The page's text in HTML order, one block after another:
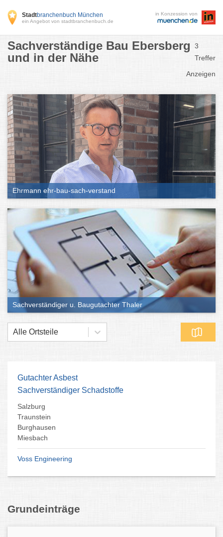
Stadtbranchenbuch München
ein Angebot von stadtbranchenbuch.de
in Konzession von
Sachverständige Bau Ebersberg
und in der Nähe
3
Treffer
Anzeigen
Ehrmann ehr-bau-sach-verstand
Sachverständiger u. Baugutachter Thaler
Alle Ortsteile
Gutachter Asbest
Sachverständiger Schadstoffe
Salzburg
Traunstein
Burghausen
Miesbach
Voss Engineering
Grundeinträge